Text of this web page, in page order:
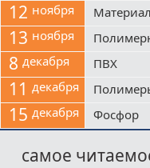
12 ноября
13 ноября
8 декабря ПВХ
11 декабря
15 декабря Фосфор
самое